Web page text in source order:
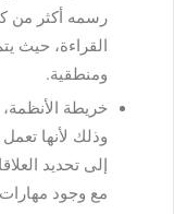
رسمه أكثر من
القراءة، حيث
ومنطقية.
خريطة الأنظمة،
وذلك لأنها
إلى تحديد
مع وجود